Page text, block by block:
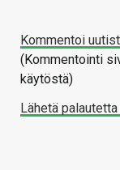
Kommentoi
(Kommentointi
käytöstä)
Lähetä